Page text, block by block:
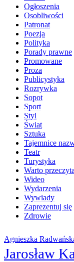
Ogłoszenia
Osobliwości
Patronat
Poezja
Polityka
Porady prawne
Promowane
Proza
Publicystyka
Rozrywka
Sopot
Sport
Styl
Świat
Sztuka
Tajemnice
Teatr
Turystyka
Warto
Wideo
Wydarzenia
Wywiady
Zaprezentuj się
Zdrowie
Agnieszka
Jarosław